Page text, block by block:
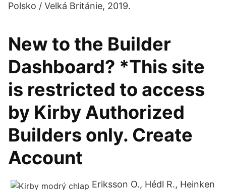
Polsko / Velká Británie, 2019.
New to the Builder
Dashboard? *This site
is restricted to access
by Kirby Authorized
Builders only. Create
Account
Eriksson O., Hédl R., Heinken